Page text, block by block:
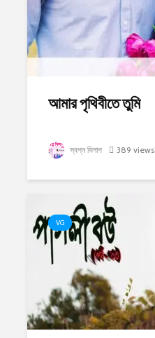
আমার পৃথিবীতে তুমি
স্বপ্ন বিলাপ 389 views
VG